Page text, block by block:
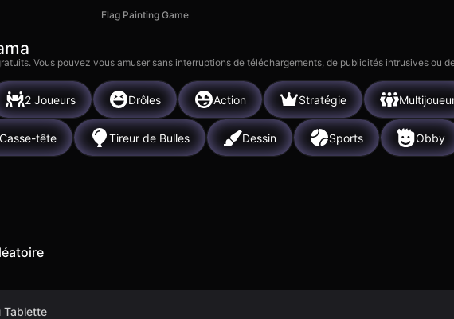
Flag Painting Game
Vous pouvez vous amuser sans interruptions de téléchargements, de publicités intrusives ou
2 Joueurs Drôles Action Stratégie
Casse-tête Tireur de Bulles Dessin Sports Obby
Tablette